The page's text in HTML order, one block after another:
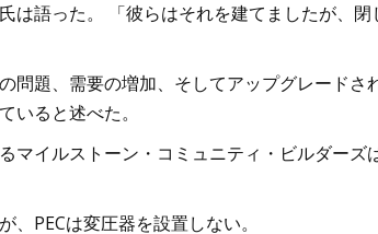
は語った。 「彼らはそれを建てましたが、
問題、需要の増加、そしてアップグレードさ
いると述べた。
マイルストーン・コミュニティ・ビルダーズ
PECは変圧器を設置しない。